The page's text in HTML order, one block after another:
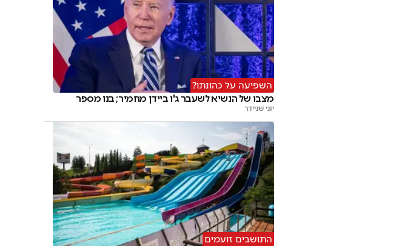
השפיעה על כהונתו?
מצבו של הנשיא לשעבר ג'ו ביידן מחמיר; בנו מספר
יוני שניידר
התושבים זועמים